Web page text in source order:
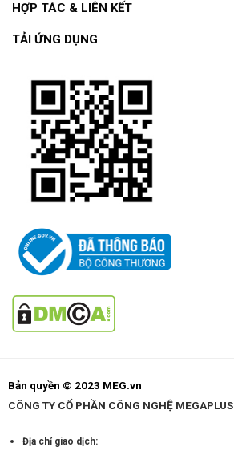
HỢP TÁC & LIÊN KẾT
TẢI ỨNG DỤNG
Bản quyền © 2023 MEG.vn
CÔNG TY CỔ PHẦN CÔNG NGHỆ MEGAPLUS
Địa chỉ giao dịch: